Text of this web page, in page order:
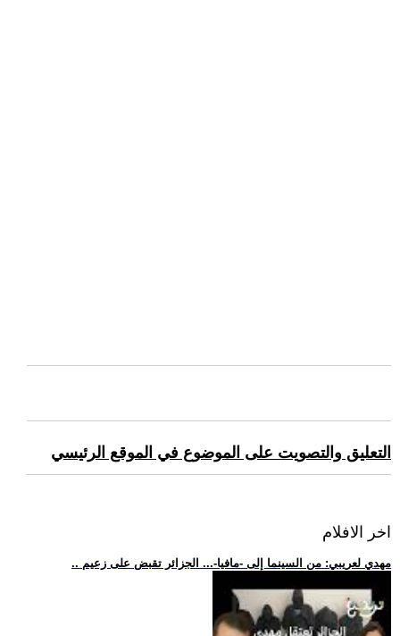
التعليق والتصويت على الموضوع في الموقع الرئيسي
اخر الافلام
.. مهدي لعريبي: من السينما إلى -مافيا-... الجزائر تقبض على زعيم